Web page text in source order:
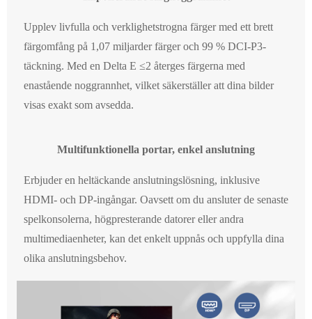
Upplev livfulla och verklighetstrogna färger med ett brett
färgomfång på 1,07 miljarder färger och 99 % DCI-P3-
täckning. Med en Delta E ≤2 återges färgerna med
enastående noggrannhet, vilket säkerställer att dina bilder
visas exakt som avsedda.
Multifunktionella portar, enkel anslutning
Erbjuder en heltäckande anslutningslösning, inklusive
HDMI- och DP-ingångar. Oavsett om du ansluter de senaste
spelkonsolerna, högpresterande datorer eller andra
multimediaenheter, kan det enkelt uppnås och uppfylla dina
olika anslutningsbehov.